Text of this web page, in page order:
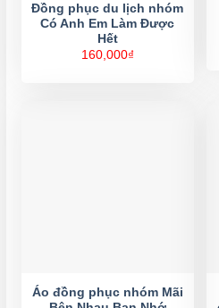
Đồng phục du lịch nhóm
Có Anh Em Làm Được
Hết
160,000₫
Áo đồng phục nhóm Mãi